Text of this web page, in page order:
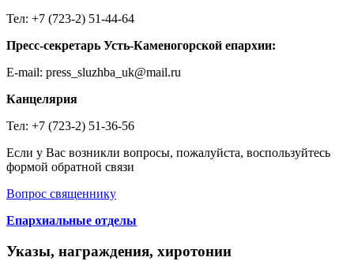
Тел: +7 (723-2) 51-44-64
Пресс-секретарь Усть-Каменогорской епархии:
E-mail: press_sluzhba_uk@mail.ru
Канцелярия
Тел: +7 (723-2) 51-36-56
Если у Вас возникли вопросы, пожалуйста, воспользуйтесь
формой обратной связи
Вопрос священнику
Епархиальные отделы
Указы, награждения, хиротонии